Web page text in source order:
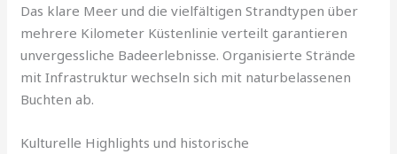
Das klare Meer und die vielfältigen Strandtypen über
mehrere Kilometer Küstenlinie verteilt garantieren
unvergessliche Badeerlebnisse. Organisierte Strände
mit Infrastruktur wechseln sich mit naturbelassenen
Buchten ab.
Kulturelle Highlights und historische